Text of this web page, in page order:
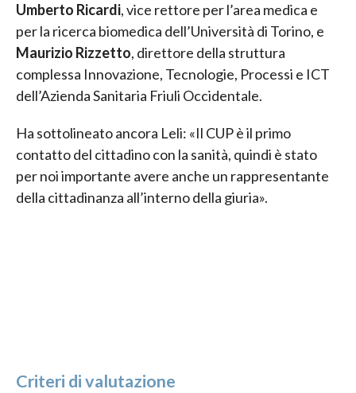
Umberto Ricardi, vice rettore per l’area medica e
per la ricerca biomedica dell’Università di Torino, e
Maurizio Rizzetto, direttore della struttura
complessa Innovazione, Tecnologie, Processi e ICT
dell’Azienda Sanitaria Friuli Occidentale.
Ha sottolineato ancora Leli: «Il CUP è il primo
contatto del cittadino con la sanità, quindi è stato
per noi importante avere anche un rappresentante
della cittadinanza all’interno della giuria».
Criteri di valutazione